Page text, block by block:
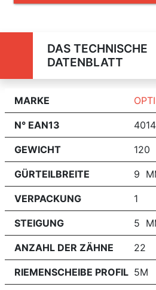
DAS TECHNISCHE
DATENBLATT
MARKE
N° EAN13
GEWICHT 120
GÜRTEILBREITE 9
VERPACKUNG 1
STEIGUNG 5
ANZAHL DER ZÄHNE 22
RIEMENSCHEIBE PROFIL 5M